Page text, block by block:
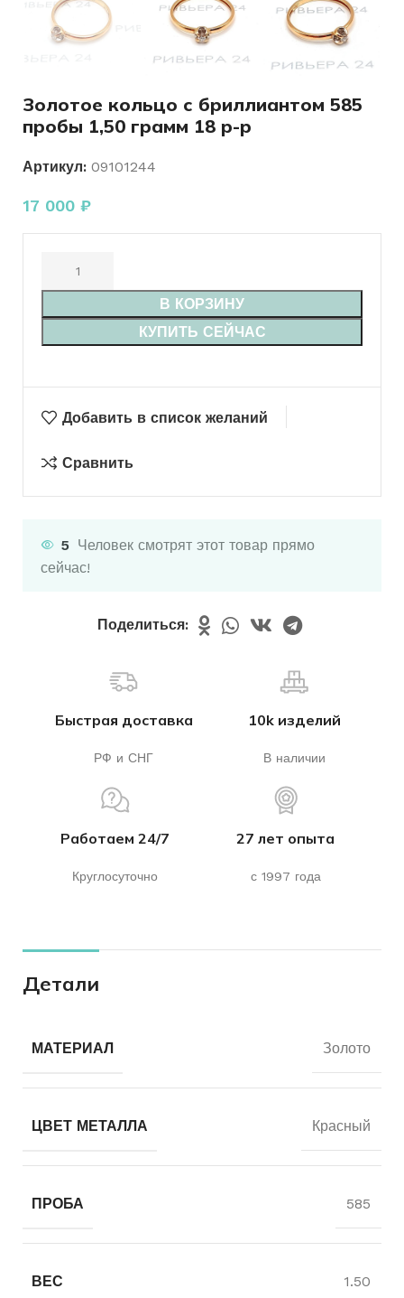
Золотое кольцо с бриллиантом 585
пробы 1,50 грамм 18 р-р
Артикул: 09101244
17 000 ₽
В КОРЗИНУ
КУПИТЬ СЕЙЧАС
Добавить в список желаний
Сравнить
5 Человек смотрят этот товар прямо
сейчас!
Поделиться:
Быстрая доставка
РФ и СНГ
10k изделий
В наличии
Работаем 24/7
Круглосуточно
27 лет опыта
с 1997 года
Детали
МАТЕРИАЛ Золото
ЦВЕТ МЕТАЛЛА Красный
ПРОБА 585
ВЕС 1.50